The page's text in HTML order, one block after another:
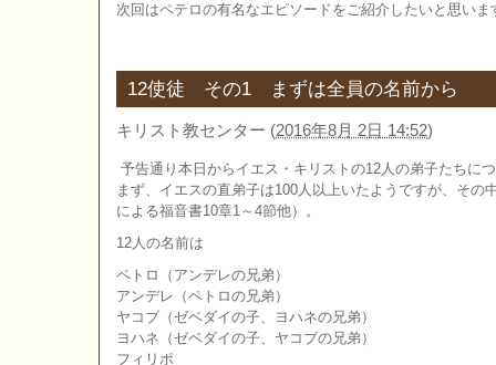
次回はペテロの有名なエピソードをご紹介したいと思いま
12使徒 その1 まずは全員の名前から
キリスト教センター (2016年8月 2日 14:52)
予告通り本日からイエス・キリストの12人の弟子たちに
まず、イエスの直弟子は100人以上いたようですが、その
による福音書10章1～4節他）。
12人の名前は
ペトロ（アンデレの兄弟）
アンデレ（ペトロの兄弟）
ヤコブ（ゼベダイの子、ヨハネの兄弟）
ヨハネ（ゼベダイの子、ヤコブの兄弟）
フィリポ